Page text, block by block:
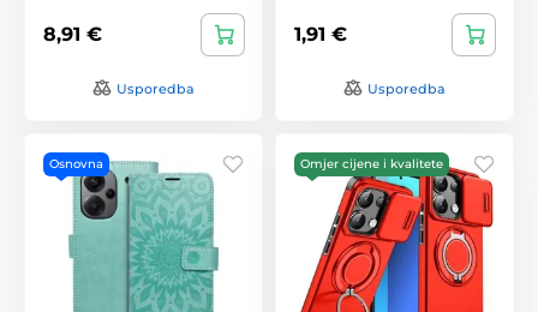
8,91 €
Usporedba
1,91 €
Usporedba
Osnovna Omjer cijene i kvalitete